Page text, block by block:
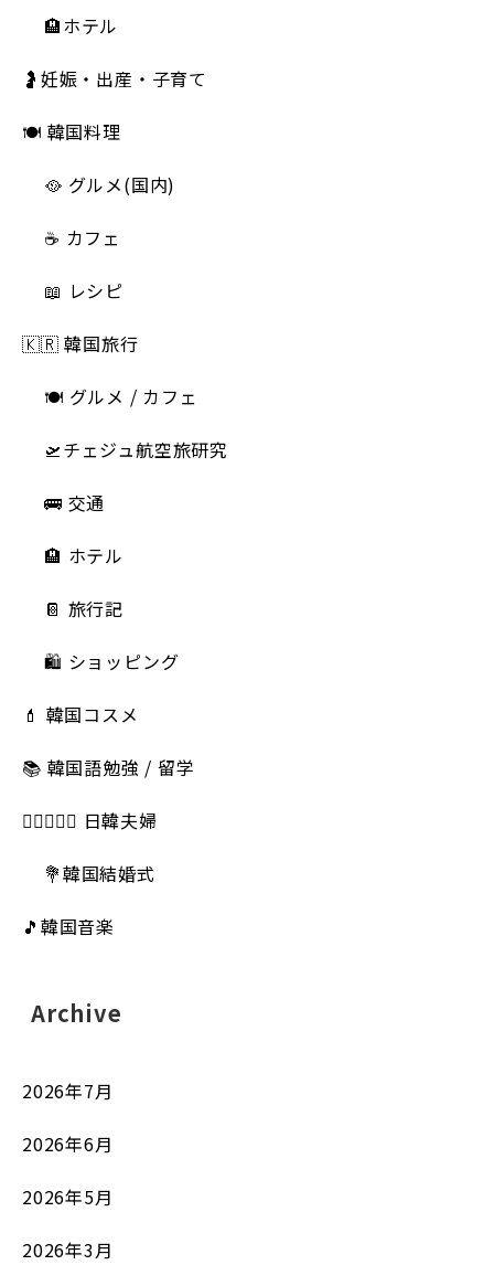
🏨ホテル
🤰妊娠・出産・子育て
🍽 韓国料理
🥘 グルメ(国内)
☕️ カフェ
📖 レシピ
🇰🇷 韓国旅行
🍽 グルメ / カフェ
🛫チェジュ航空旅研究
🚌 交通
🏨 ホテル
📔 旅行記
🛍️ ショッピング
💄 韓国コスメ
📚 韓国語勉強 / 留学
👩🏻‍❤️‍👨🏻 日韓夫婦
💐韓国結婚式
🎵韓国音楽
Archive
2026年7月
2026年6月
2026年5月
2026年3月